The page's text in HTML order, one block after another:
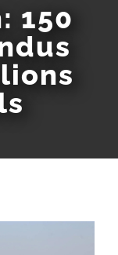
150